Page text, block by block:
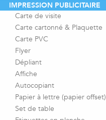
IMPRESSION PUBLICITAIRE
Carte de visite
Carte cartonné & Plaquette
Carte PVC
Flyer
Dépliant
Affiche
Autocopiant
Papier à lettre (papier offset)
Set de table